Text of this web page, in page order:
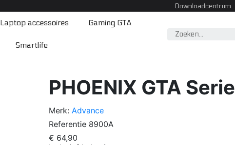
Downloadcentrum
Laptop accessoires Gaming GTA
Smartlife
PHOENIX GTA Serie
Merk: Advance
Referentie 8900A
€ 64,90